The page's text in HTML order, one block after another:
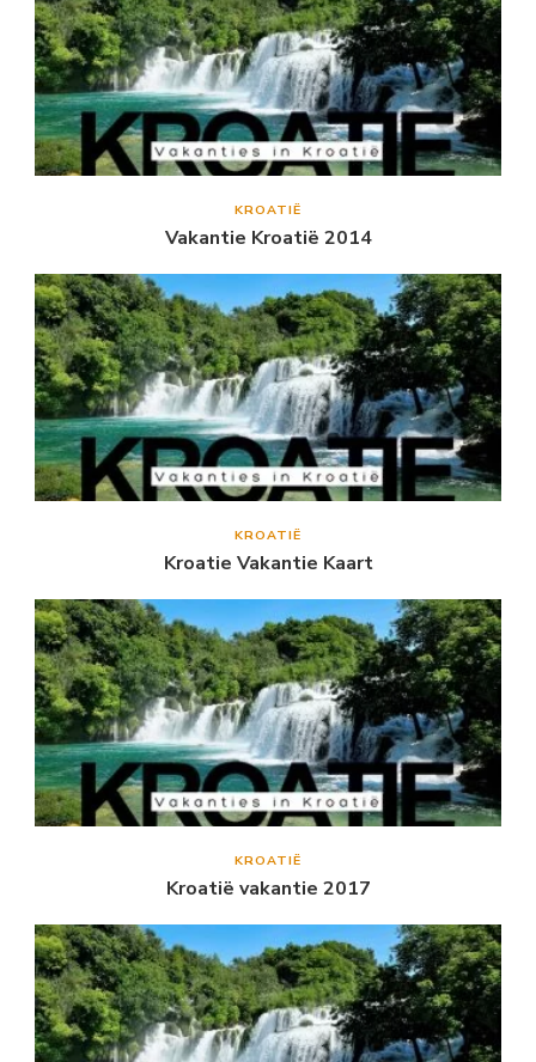
KROATIË
Vakantie Kroatië 2014
KROATIË
Kroatie Vakantie Kaart
KROATIË
Kroatië vakantie 2017